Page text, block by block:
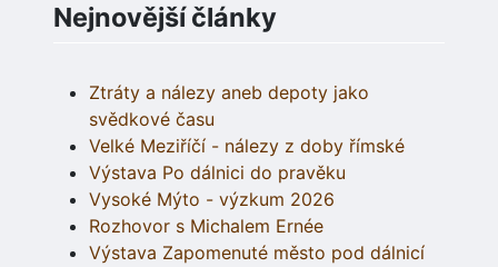
Nejnovější články
Ztráty a nálezy aneb depoty jako
svědkové času
Velké Meziříčí - nálezy z doby římské
Výstava Po dálnici do pravěku
Vysoké Mýto - výzkum 2026
Rozhovor s Michalem Ernée
Výstava Zapomenuté město pod dálnicí